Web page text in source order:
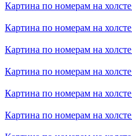
Картина по номерам на холсте
Картина по номерам на холсте
Картина по номерам на холсте
Картина по номерам на холсте
Картина по номерам на холсте
Картина по номерам на холсте